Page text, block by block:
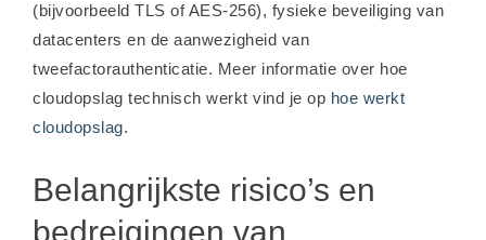
(bijvoorbeeld TLS of AES-256), fysieke beveiliging van
datacenters en de aanwezigheid van
tweefactorauthenticatie. Meer informatie over hoe
cloudopslag technisch werkt vind je op hoe werkt
cloudopslag.
Belangrijkste risico’s en
bedreigingen van